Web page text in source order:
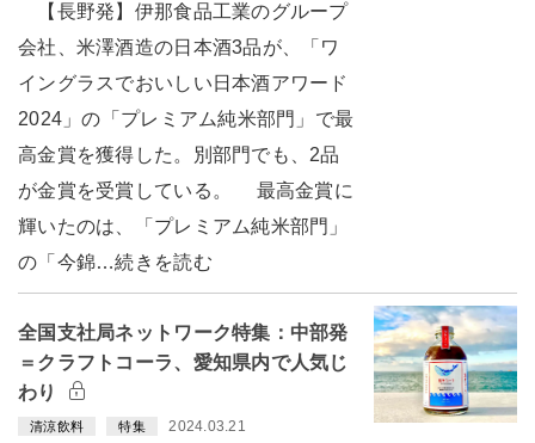
【長野発】伊那食品工業のグループ
会社、米澤酒造の日本酒3品が、「ワ
イングラスでおいしい日本酒アワード
2024」の「プレミアム純米部門」で最
高金賞を獲得した。別部門でも、2品
が金賞を受賞している。 最高金賞に
輝いたのは、「プレミアム純米部門」
の「今錦…続きを読む
全国支社局ネットワーク特集：中部発
＝クラフトコーラ、愛知県内で人気じ
わり
清涼飲料 特集 2024.03.21